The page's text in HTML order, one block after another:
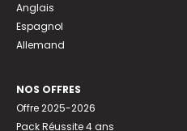
Anglais
Espagnol
Allemand
NOS OFFRES
Offre 2025-2026
Pack Réussite 4 ans